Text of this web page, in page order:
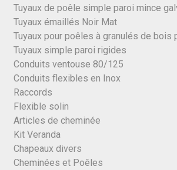
Tuyaux de poêle simple paroi mince
Tuyaux émaillés Noir Mat
Tuyaux pour poêles à granulés de bois
Tuyaux simple paroi rigides
Conduits ventouse 80/125
Conduits flexibles en Inox
Raccords
Flexible solin
Articles de cheminée
Kit Veranda
Chapeaux divers
Cheminées et Poêles